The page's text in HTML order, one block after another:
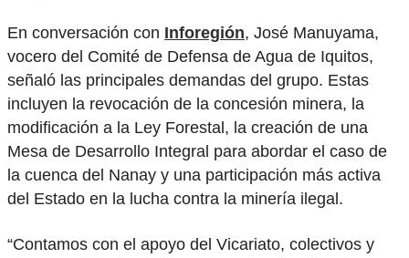
En conversación con Inforegión, José Manuyama,
vocero del Comité de Defensa de Agua de Iquitos,
señaló las principales demandas del grupo. Estas
incluyen la revocación de la concesión minera, la
modificación a la Ley Forestal, la creación de una
Mesa de Desarrollo Integral para abordar el caso de
la cuenca del Nanay y una participación más activa
del Estado en la lucha contra la minería ilegal.
“Contamos con el apoyo del Vicariato, colectivos y